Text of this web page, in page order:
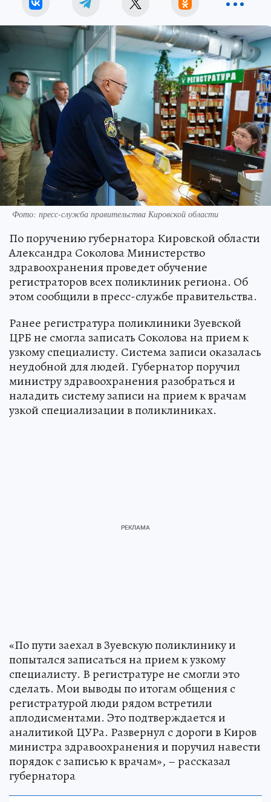
Фото: пресс-служба правительства Кировской области
По поручению губернатора Кировской области
Александра Соколова Министерство
здравоохранения проведет обучение
регистраторов всех поликлиник региона. Об
этом сообщили в пресс-службе правительства.
Ранее регистратура поликлиники Зуевской
ЦРБ не смогла записать Соколова на прием к
узкому специалисту. Система записи оказалась
неудобной для людей. Губернатор поручил
министру здравоохранения разобраться и
наладить систему записи на прием к врачам
узкой специализации в поликлиниках.
«По пути заехал в Зуевскую поликлинику и
попытался записаться на прием к узкому
специалисту. В регистратуре не смогли это
сделать. Мои выводы по итогам общения с
регистратурой люди рядом встретили
аплодисментами. Это подтверждается и
аналитикой ЦУРа. Развернул с дороги в Киров
министра здравоохранения и поручил навести
порядок с записью к врачам», – рассказал
губернатора